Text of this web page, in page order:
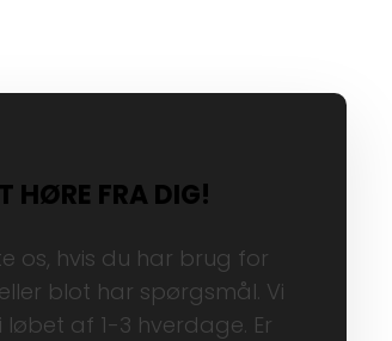
HØRE FRA DIG!
os, hvis du har brug for
blot har spørgsmål. Vi
af 1-3 hverdage. Er